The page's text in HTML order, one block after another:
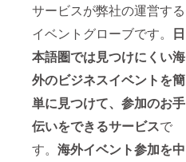
サービスが弊社の運営する
イベントグローブです。 日
本語圏では見つけにくい海
外のビジネスイベントを簡
単に見つけて、参加のお手
伝いをできるサービスで
す。 海外イベント参加を中